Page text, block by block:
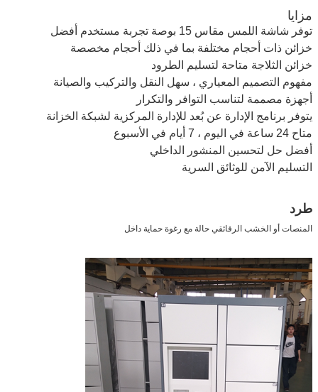
مزايا
توفر شاشة اللمس مقاس 15 بوصة تجربة مستخدم أفضل
خزائن ذات أحجام مختلفة بما في ذلك أحجام مخصصة
خزائن الثلاجة متاحة لتسليم الطرود
مفهوم التصميم المعياري ، سهل النقل والتركيب والصيانة
أجهزة مصممة لتناسب التوافر والتكرار
يتوفر برنامج الإدارة عن بُعد للإدارة المركزية لشبكة الخزانة
متاح 24 ساعة في اليوم ، 7 أيام في الأسبوع
أفضل حل لتحسين المنشور الداخلي
التسليم الآمن للوثائق السرية
طرد
المنصات أو الخشب الرقائقي حالة مع رغوة حماية داخل